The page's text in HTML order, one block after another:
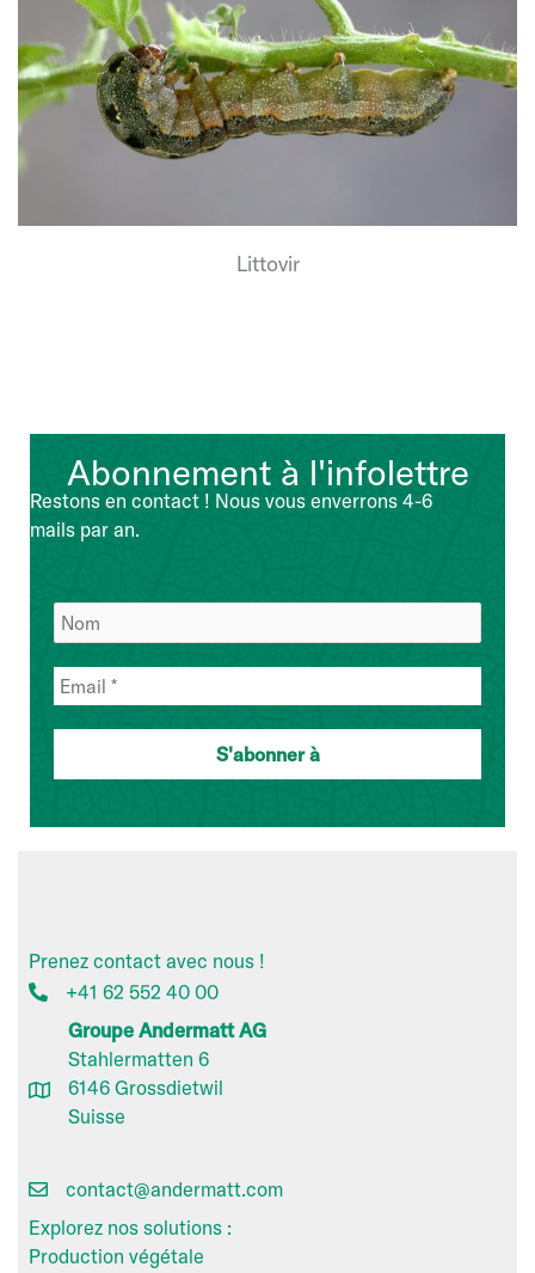
Littovir
Abonnement à l'infolettre
Restons en contact ! Nous vous enverrons 4-6
mails par an.
Prenez contact avec nous !
+41 62 552 40 00
Groupe Andermatt AG
Stahlermatten 6
6146 Grossdietwil
Suisse
contact@andermatt.com
Explorez nos solutions :
Production végétale